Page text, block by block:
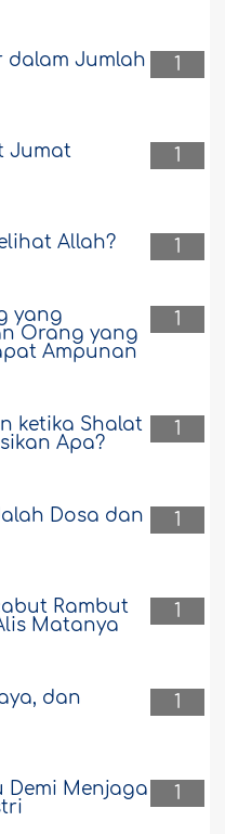
1
dalam Jumlah
1
Jumat
1
Allah?
1
yang
Orang yang
Ampunan
1
ketika Shalat
Apa?
1
Dosa dan
1
Rambut
Matanya
1
dan
1
Demi Menjaga